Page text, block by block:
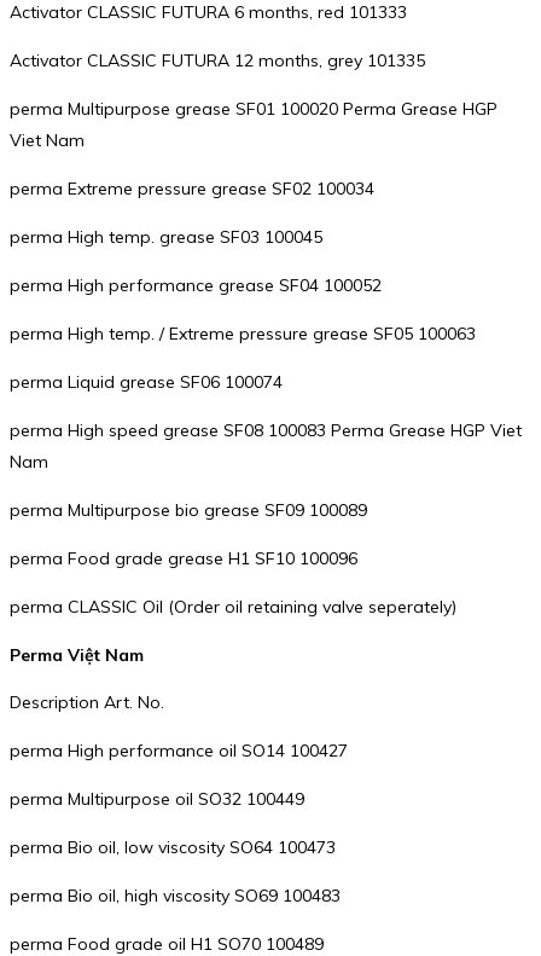
Activator CLASSIC FUTURA 6 months, red 101333
Activator CLASSIC FUTURA 12 months, grey 101335
perma Multipurpose grease SF01 100020 Perma Grease HGP
Viet Nam
perma Extreme pressure grease SF02 100034
perma High temp. grease SF03 100045
perma High performance grease SF04 100052
perma High temp. / Extreme pressure grease SF05 100063
perma Liquid grease SF06 100074
perma High speed grease SF08 100083 Perma Grease HGP Viet
Nam
perma Multipurpose bio grease SF09 100089
perma Food grade grease H1 SF10 100096
perma CLASSIC Oil (Order oil retaining valve seperately)
Perma Việt Nam
Description Art. No.
perma High performance oil SO14 100427
perma Multipurpose oil SO32 100449
perma Bio oil, low viscosity SO64 100473
perma Bio oil, high viscosity SO69 100483
perma Food grade oil H1 SO70 100489